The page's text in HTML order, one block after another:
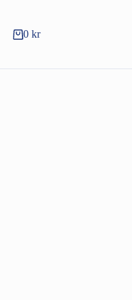
Varukorg
0 kr